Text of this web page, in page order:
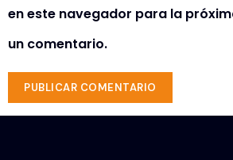
en este navegador para la
un comentario.